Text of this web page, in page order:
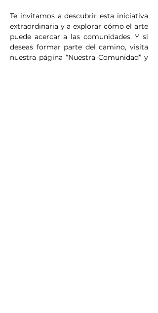
Te invitamos a descubrir esta iniciativa
extraordinaria y a explorar cómo el arte
puede acercar a las comunidades. Y si
deseas formar parte del camino, visita
nuestra página “Nuestra Comunidad” y
participa en la creación de una…